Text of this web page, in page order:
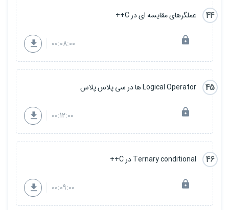
44 عملگرهای مقایسه ای در C++
00:08:00
45 Logical Operator ها در سی پلاس پلاس
00:12:00
46 Ternary conditional در C++
00:09:00